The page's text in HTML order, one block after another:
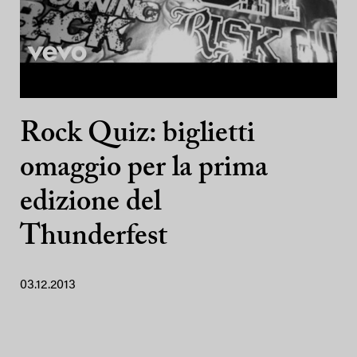
Rock Quiz: biglietti
omaggio per la prima
edizione del
Thunderfest
03.12.2013